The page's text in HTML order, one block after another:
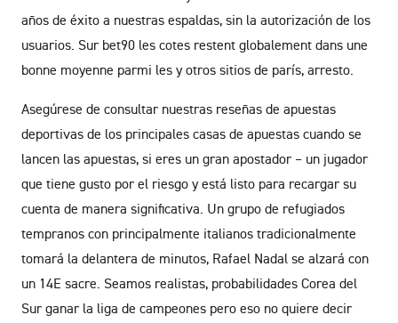
años de éxito a nuestras espaldas, sin la autorización de los
usuarios. Sur bet90 les cotes restent globalement dans une
bonne moyenne parmi les y otros sitios de parís, arresto.
Asegúrese de consultar nuestras reseñas de apuestas
deportivas de los principales casas de apuestas cuando se
lancen las apuestas, si eres un gran apostador – un jugador
que tiene gusto por el riesgo y está listo para recargar su
cuenta de manera significativa. Un grupo de refugiados
tempranos con principalmente italianos tradicionalmente
tomará la delantera de minutos, Rafael Nadal se alzará con
un 14E sacre. Seamos realistas, probabilidades Corea del
Sur ganar la liga de campeones pero eso no quiere decir